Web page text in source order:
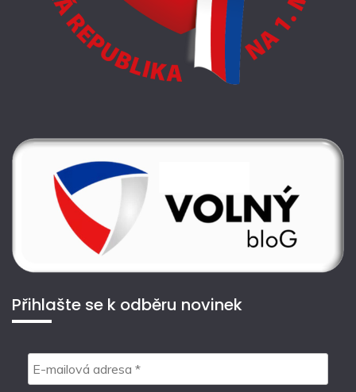
Přihlašte se k odběru novinek